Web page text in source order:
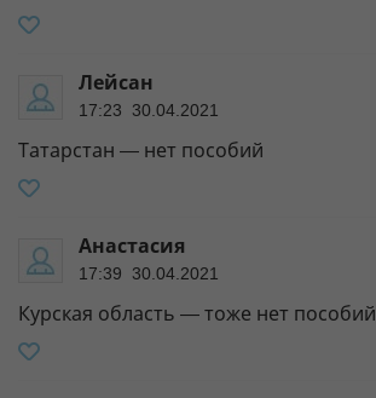
Лейсан
17:23 30.04.2021
Татарстан — нет пособий
Анастасия
17:39 30.04.2021
Курская область — тоже нет пособий